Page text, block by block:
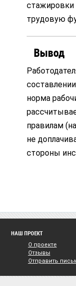
трудовую
Вывод
норма
правилам
не
стороны
НАШ ПРОЕКТ
О проекте
Отзывы
Отправить